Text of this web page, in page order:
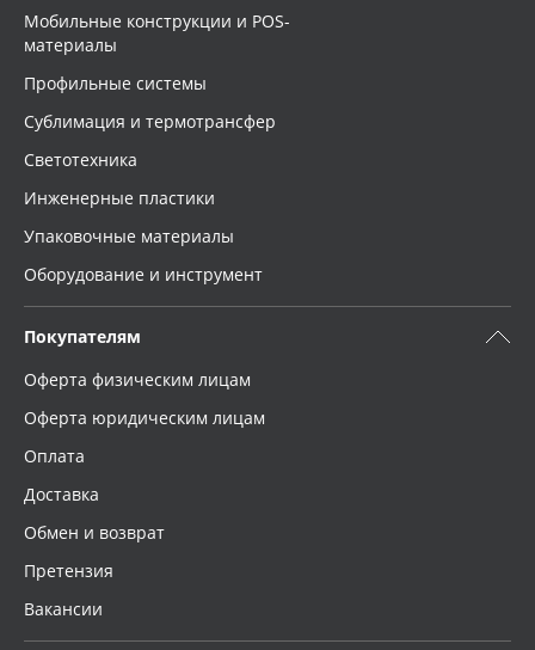
Мобильные конструкции и POS-
материалы
Профильные системы
Сублимация и термотрансфер
Светотехника
Инженерные пластики
Упаковочные материалы
Оборудование и инструмент
Покупателям
Оферта физическим лицам
Оферта юридическим лицам
Оплата
Доставка
Обмен и возврат
Претензия
Вакансии